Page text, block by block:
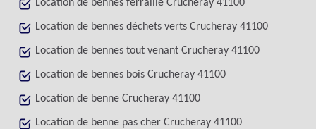
Location de bennes ferraille Crucheray 41100
Location de bennes déchets verts Crucheray 41100
Location de bennes tout venant Crucheray 41100
Location de bennes bois Crucheray 41100
Location de benne Crucheray 41100
Location de benne pas cher Crucheray 41100